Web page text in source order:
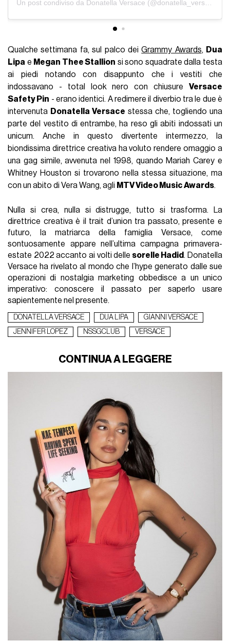
Un post condiviso da Donatella Versace (@donatella_versace)
Qualche settimana fa, sul palco deiGrammy Awards, Dua
Lipa e Megan Thee Stallion si sono squadrate dalla testa
ai piedi notando con disappunto che i vestiti che
indossavano - total look nero con chiusure Versace
Safety Pin - erano identici. A redimere il diverbio tra le due è
intervenuta Donatella Versace stessa che, togliendo una
parte del vestito di entrambe, ha reso gli abiti indossati un
unicum. Anche in questo divertente intermezzo, la
biondissima direttrice creativa ha voluto rendere omaggio a
una gag simile, avvenuta nel 1998, quando Mariah Carey e
Whitney Houston si trovarono nella stessa situazione, ma
con un abito di Vera Wang, agli MTV Video Music Awards.
Nulla si crea, nulla si distrugge, tutto si trasforma. La
direttrice creativa è il trait d’union tra passato, presente e
futuro, la matriarca della famiglia Versace, come
sontuosamente appare nell’ultima campagna primavera-
estate 2022 accanto ai volti delle sorelle Hadid. Donatella
Versace ha rivelato al mondo che l’hype generato dalle sue
operazioni di nostalgia marketing obbedisce a un unico
imperativo: conoscere il passato per saperlo usare
sapientemente nel presente.
DONATELLA VERSACE DUA LIPA
GIANNI VERSACE
JENNIFER LOPEZ
NSSGCLUB VERSACE
CONTINUA A LEGGERE